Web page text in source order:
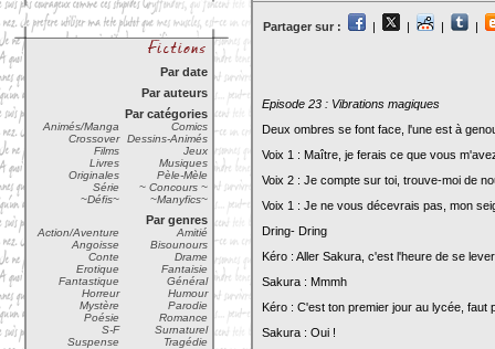
Par date
Par auteurs
Par catégories
Animés/Manga
Comics
Crossover
Dessins-Animés
Films
Jeux
Livres
Musiques
Originales
Pèle-Mèle
Série
~ Concours ~
~Défis~
~Manyfics~
Par genres
Action/Aventure
Amitié
Angoisse
Bisounours
Conte
Drame
Erotique
Fantaisie
Fantastique
Général
Horreur
Humour
Mystère
Parodie
Poésie
Romance
S-F
Surnaturel
Suspense
Tragédie
Partager sur : | | | |
Episode 23 : Vibrations magiques
Deux ombres se font face, l'une est à
Voix 1 : Maître, je ferais ce que vous
Voix 2 : Je compte sur toi, trouve-moi de
Voix 1 : Je ne vous décevrais pas, mon
Dring- Dring
Kéro : Aller Sakura, c'est l'heure de se lever
Sakura : Mmmh
Kéro : C'est ton premier jour au lycée, faut
Sakura : Oui !